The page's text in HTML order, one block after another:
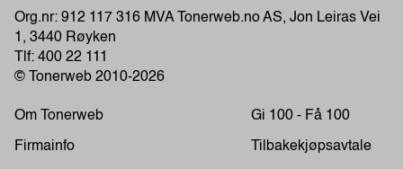
Org.nr: 912 117 316 MVA Tonerweb.no AS, Jon Leiras Vei
1, 3440 Røyken
Tlf: 400 22 111
© Tonerweb 2010-2026
Om Tonerweb
Firmainfo
Gi 100 - Få 100
Tilbakekjøpsavtale